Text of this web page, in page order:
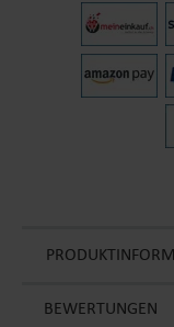
BEWERTUNGEN